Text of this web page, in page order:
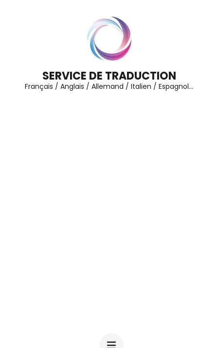
SERVICE DE TRADUCTION
Français / Anglais / Allemand / Italien / Espagnol…